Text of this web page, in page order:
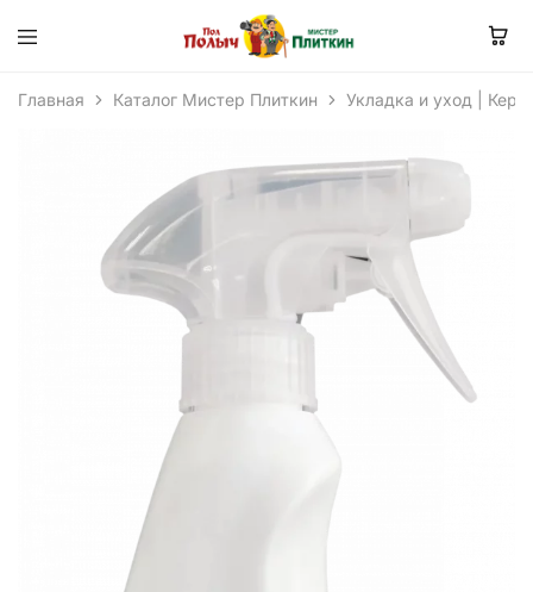
Главная Каталог Мистер Плиткин Укладка и уход |